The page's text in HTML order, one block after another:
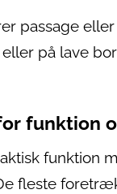
passage
på lave
funktion
funktion
fleste